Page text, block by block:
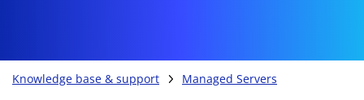
Knowledge base & support Managed Servers